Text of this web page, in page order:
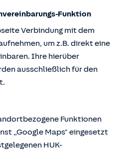
Funktion
Verbindung mit dem
um z.B. direkt eine
Ihre hierüber
ausschließlich für den
Funktionen
„Google Maps" eingesetzt
HUK-